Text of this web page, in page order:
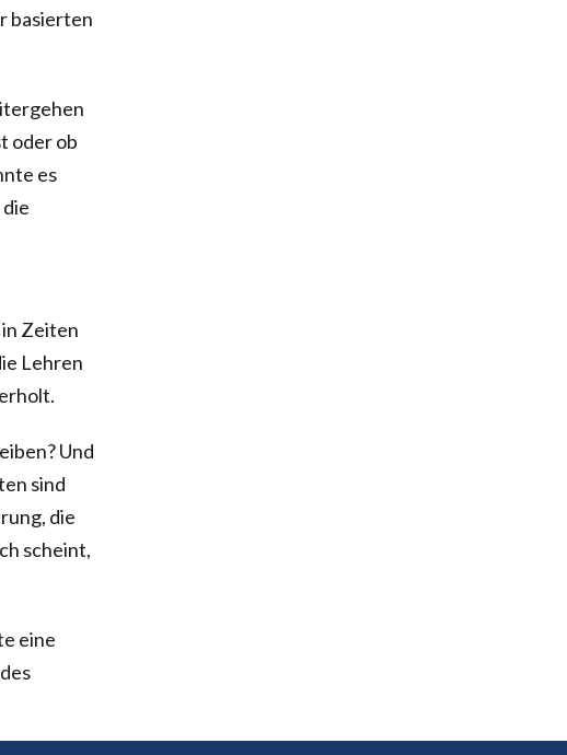
basierten
oder ob
es
Zeiten
Lehren
Und
sind
die
scheint,
eine